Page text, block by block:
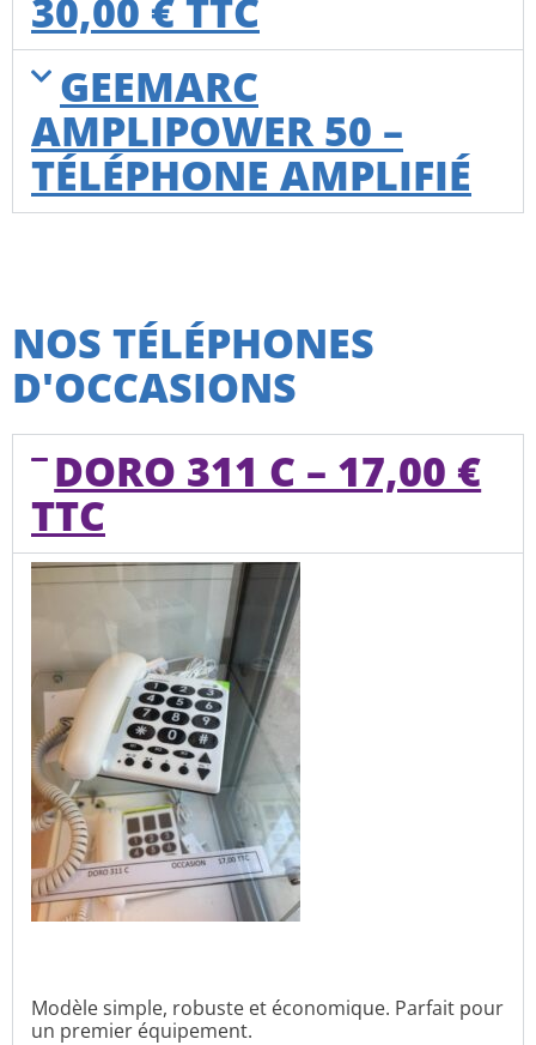
30,00 € TTC
GEEMARC
AMPLIPOWER 50 –
TÉLÉPHONE AMPLIFIÉ
NOS TÉLÉPHONES
D'OCCASIONS
DORO 311 C – 17,00 €
TTC
Modèle simple, robuste et économique. Parfait pour
un premier équipement.